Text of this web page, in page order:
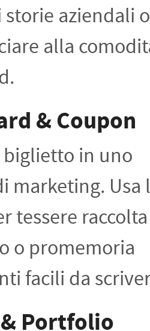
storie aziendali
alla
& Coupon
in uno
marketing. Usa
tessere
o promemoria
facili da
Portfolio